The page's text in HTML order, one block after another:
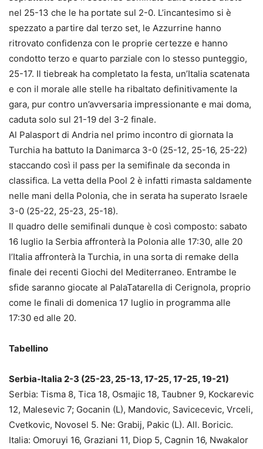
nel 25-13 che le ha portate sul 2-0. L’incantesimo si è
spezzato a partire dal terzo set, le Azzurrine hanno
ritrovato confidenza con le proprie certezze e hanno
condotto terzo e quarto parziale con lo stesso punteggio,
25-17. Il tiebreak ha completato la festa, un’Italia scatenata
e con il morale alle stelle ha ribaltato definitivamente la
gara, pur contro un’avversaria impressionante e mai doma,
caduta solo sul 21-19 del 3-2 finale.
Al Palasport di Andria nel primo incontro di giornata la
Turchia ha battuto la Danimarca 3-0 (25-12, 25-16, 25-22)
staccando così il pass per la semifinale da seconda in
classifica. La vetta della Pool 2 è infatti rimasta saldamente
nelle mani della Polonia, che in serata ha superato Israele
3-0 (25-22, 25-23, 25-18).
Il quadro delle semifinali dunque è così composto: sabato
16 luglio la Serbia affronterà la Polonia alle 17:30, alle 20
l’Italia affronterà la Turchia, in una sorta di remake della
finale dei recenti Giochi del Mediterraneo. Entrambe le
sfide saranno giocate al PalaTatarella di Cerignola, proprio
come le finali di domenica 17 luglio in programma alle
17:30 ed alle 20.
Tabellino
Serbia-Italia 2-3 (25-23, 25-13, 17-25, 17-25, 19-21)
Serbia: Tisma 8, Tica 18, Osmajic 18, Taubner 9, Kockarevic
12, Malesevic 7; Gocanin (L), Mandovic, Savicecevic, Vrceli,
Cvetkovic, Novosel 5. Ne: Grabij, Pakic (L). All. Boricic.
Italia: Omoruyi 16, Graziani 11, Diop 5, Cagnin 16, Nwakalor